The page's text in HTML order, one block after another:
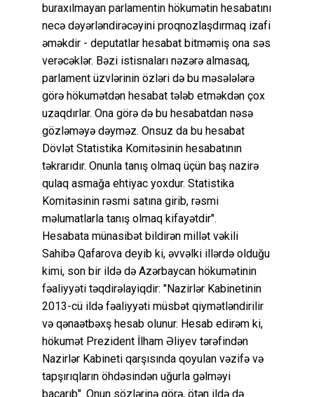
buraxılmayan parlamentin hökumətin hesabatını
necə dəyərləndirəcəyini proqnozlaşdırmaq izafi
əməkdir - deputatlar hesabat bitməmiş ona səs
verəcəklər. Bəzi istisnaları nəzərə almasaq,
parlament üzvlərinin özləri də bu məsələlərə
görə hökumətdən hesabat tələb etməkdən çox
uzaqdırlar. Ona görə də bu hesabatdan nəsə
gözləməyə dəyməz. Onsuz da bu hesabat
Dövlət Statistika Komitəsinin hesabatının
təkrarıdır. Onunla tanış olmaq üçün baş nazirə
qulaq asmağa ehtiyac yoxdur. Statistika
Komitəsinin rəsmi satına girib, rəsmi
məlumatlarla tanış olmaq kifayətdir".
Hesabata münasibət bildirən millət vəkili
Sahibə Qafarova deyib ki, əvvəlki illərdə olduğu
kimi, son bir ildə də Azərbaycan hökumətinin
fəaliyyəti təqdirəlayiqdir: "Nazirlər Kabinetinin
2013-cü ildə fəaliyyəti müsbət qiymətləndirilir
və qənaətbəxş hesab olunur. Hesab edirəm ki,
hökumət Prezident İlham Əliyev tərəfindən
Nazirlər Kabineti qarşısında qoyulan vəzifə və
tapşırıqların öhdəsindən uğurla gəlməyi
bacarıb". Onun sözlərinə görə, ötən ildə də